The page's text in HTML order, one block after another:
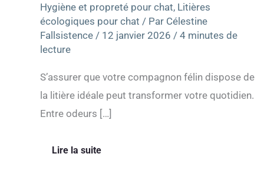
Hygiène et propreté pour chat, Litières
écologiques pour chat / Par Célestine
Fallsistence / 12 janvier 2026 / 4 minutes de
lecture
S’assurer que votre compagnon félin dispose de
la litière idéale peut transformer votre quotidien.
Entre odeurs […]
Lire la suite